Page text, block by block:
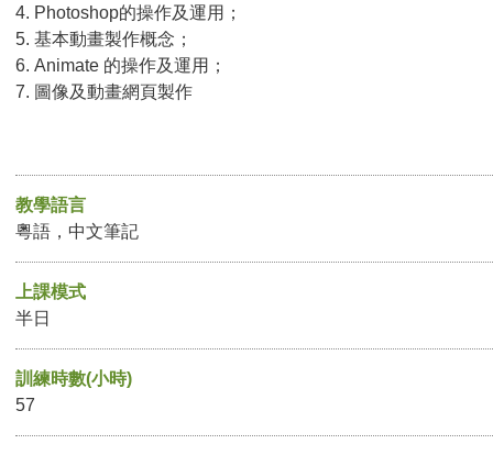
4. Photoshop的操作及運用；
5. 基本動畫製作概念；
6. Animate 的操作及運用；
7. 圖像及動畫網頁製作
教學語言
粵語，中文筆記
上課模式
半日
訓練時數(小時)
57